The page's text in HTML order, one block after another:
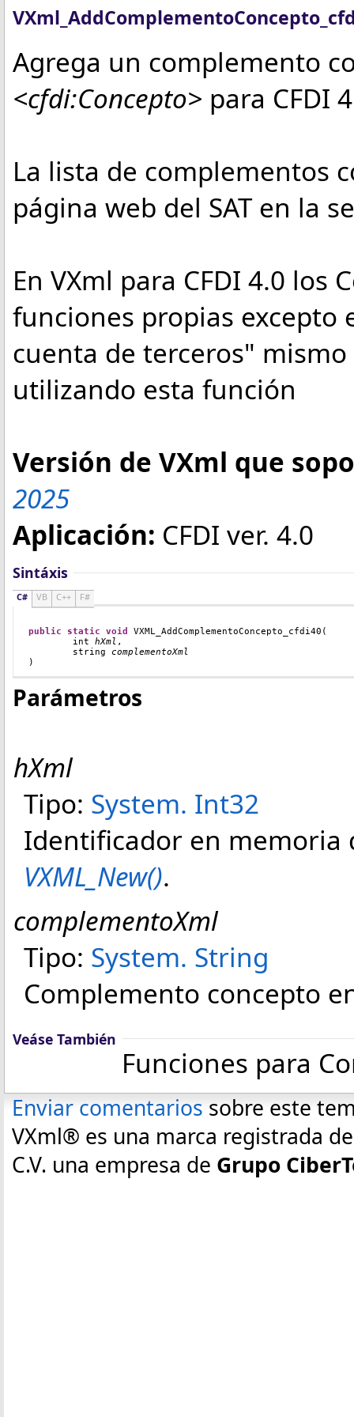
VXml
Agrega un complemento
<cfdi:Concepto> para CFDI
La lista de complementos
página web del SAT en la
En VXml para CFDI 4.0
funciones propias excepto
cuenta de terceros"
utilizando esta función
Versión de VXml que
2025
Aplicación: CFDI ver. 4.0
Sintáxis
C# VB C++ F#
public static void VXML_AddComplementoConcepto _cfdi40(
int
hXml ,
string
complementoXml
)
Parámetros
hXml
Tipo: System. Int32
Identificador en memoria
VXML_New().
complementoXml
Tipo: System. String
Complemento concepto
Veáse También
Funciones para
Enviar comentarios sobre este
VXml® es una marca registrada
C.V. una empresa de Grupo